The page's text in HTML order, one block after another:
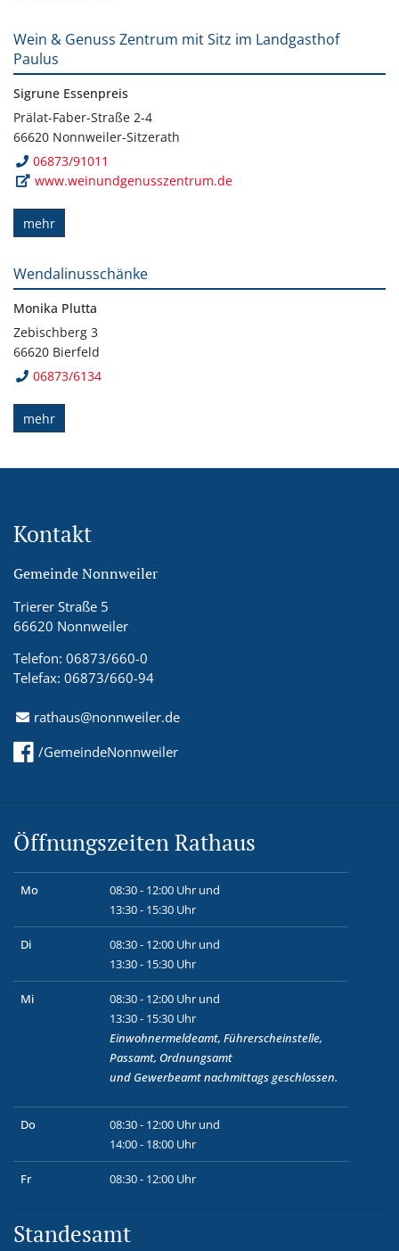
Wein & Genuss Zentrum mit Sitz im Landgasthof
Paulus
Sigrune Essenpreis
Prälat-Faber-Straße 2-4
66620 Nonnweiler-Sitzerath
06873/91011
www.weinundgenusszentrum.de
mehr
Wendalinusschänke
Monika Plutta
Zebischberg 3
66620 Bierfeld
06873/6134
mehr
Kontakt
Gemeinde Nonnweiler
Trierer Straße 5
66620 Nonnweiler
Telefon: 06873/660-0
Telefax: 06873/660-94
rathaus@nonnweiler.de
/GemeindeNonnweiler
Öffnungszeiten Rathaus
Mo
08:30 - 12:00 Uhr und
13:30 - 15:30 Uhr
Di
08:30 - 12:00 Uhr und
13:30 - 15:30 Uhr
Mi
08:30 - 12:00 Uhr und
13:30 - 15:30 Uhr
Einwohnermeldeamt, Führerscheinstelle,
Passamt, Ordnungsamt
und Gewerbeamtnachmittags geschlossen.
Do
08:30 - 12:00 Uhr und
14:00 - 18:00 Uhr
Fr 08:30 - 12:00 Uhr
Standesamt